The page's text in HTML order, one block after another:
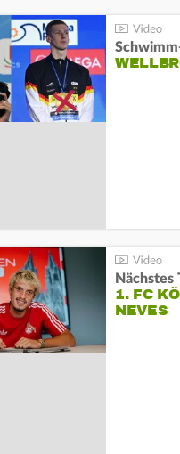
Nächstes
1. FC
NEVES